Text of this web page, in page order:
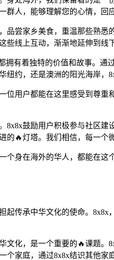
群人，能够理解您的心情，回
品尝家乡美食，重温那些熟
线上互动，渐渐地延伸到
拥有着独特的价值和故事。
约，还是澳洲的阳光海岸
位用户都能在这里感受到尊
8x8x鼓励用户积极参与社区
🔥灯塔。我们相信，每一
个身在海外的华人，都能在
起传承中华文化的使命。
文化，是一个重要的🔥课题
家庭，通过8x8x结识其他家